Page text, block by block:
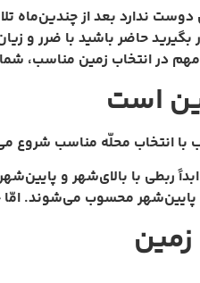
ندارد بعد از چندین‌ماه
حاضر باشید با ضرر و
در انتخاب زمین مناسب، شما
است
با انتخاب محلّه مناسب شروع
ربطی با بالای‌شهر و
پایین‌شهر محسوب می‌‌شوند.